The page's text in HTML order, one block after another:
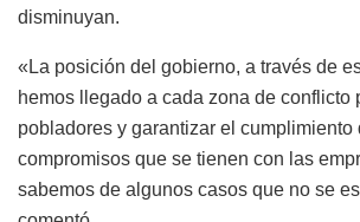
disminuyan.
«La posición del gobierno, a través de
hemos llegado a cada zona de conflicto
pobladores y garantizar el cumplimiento
compromisos que se tienen con las
sabemos de algunos casos que no se